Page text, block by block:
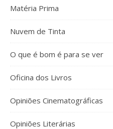
Matéria Prima
Nuvem de Tinta
O que é bom é para se ver
Oficina dos Livros
Opiniões Cinematográficas
Opiniões Literárias